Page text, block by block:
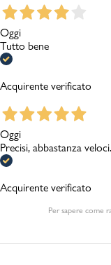
Oggi
Tutto bene
Acquirente verificato
Oggi
Precisi, abbastanza
Acquirente verificato
Per sapere come